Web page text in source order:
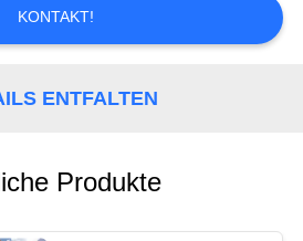
KONTAKT!
ENTFALTEN
Produkte